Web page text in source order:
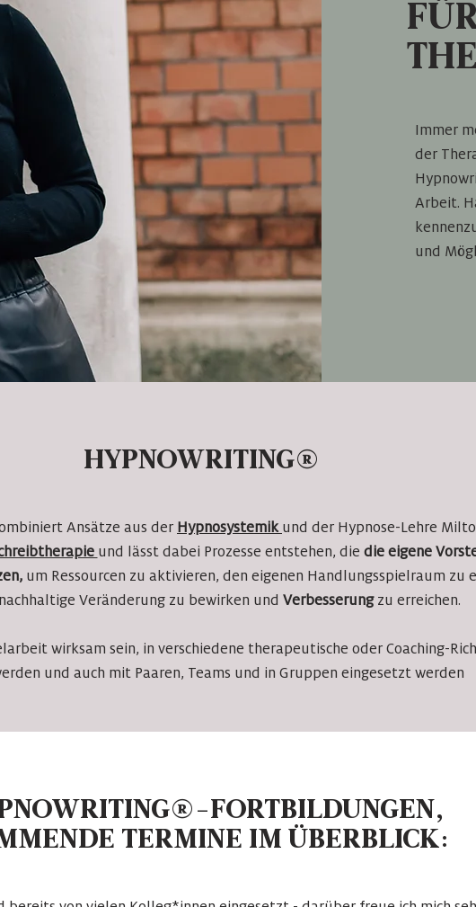
Immer
der
Arbeit.
und
HYPNOWRITING®
Ansätze aus der Hypnosystemik und der Hypnose-Lehre
und lässt dabei Prozesse entstehen, die die eigene
um Ressourcen zu aktivieren, den eigenen Handlungsspielraum zu
Veränderung zu bewirken und Verbesserungzu erreichen.
wirksam sein, in verschiedene therapeutische oder Coaching-
und auch mit Paaren, Teams und in Gruppen eingesetzt werden
®-FORTBILDUNGEN,
TERMINE IM ÜBERBLICK: